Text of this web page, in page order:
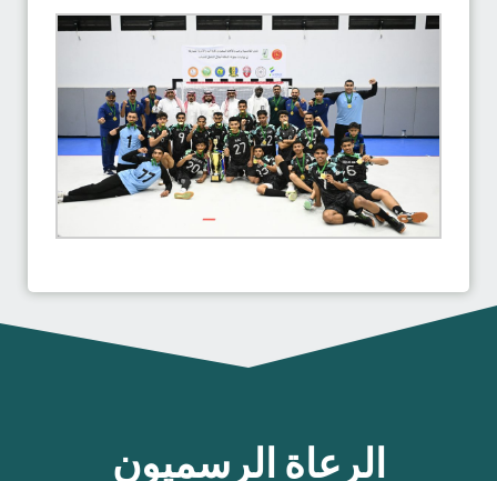
الرعاة الرسميون